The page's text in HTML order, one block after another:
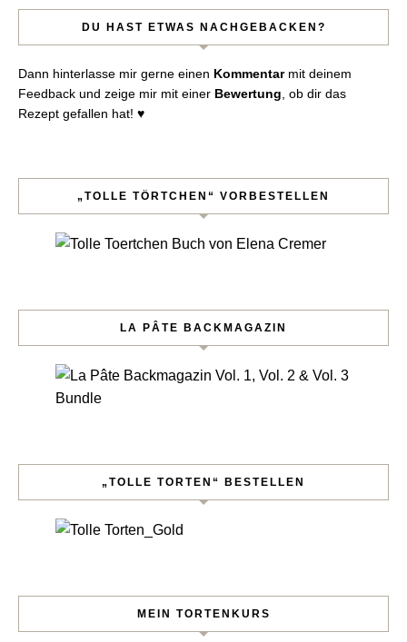
DU HAST ETWAS NACHGEBACKEN?
Dann hinterlasse mir gerne einen Kommentarmit deinem
Feedback und zeige mir mit einer Bewertung , ob dir das
Rezept gefallen hat! ♥︎
„TOLLE TÖRTCHEN“ VORBESTELLEN
LA PÂTE BACKMAGAZIN
„TOLLE TORTEN“ BESTELLEN
MEIN TORTENKURS